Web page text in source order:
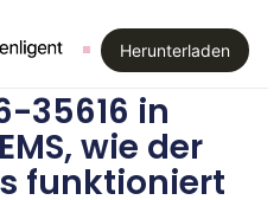
Herunterladen
35616 in
wie der
funktioniert